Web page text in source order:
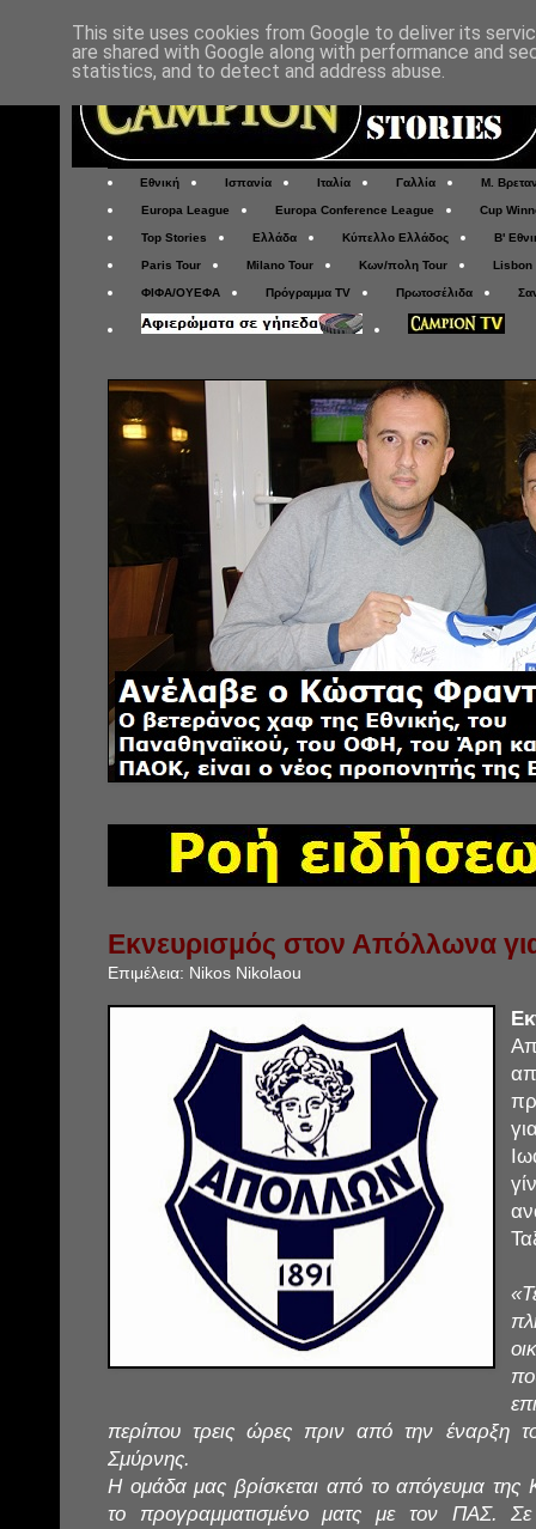
Εθνική Ισπανία Ιταλία Γαλλία Μ.
Europa League Europa Conference League Cup
Top Stories Ελλάδα Κύπελλο Ελλάδος Β'
Paris Tour Milano Tour Κων/πολη Tour Lisbon
ΦΙΦΑ/ΟΥΕΦΑ Πρόγραμμα TV Πρωτοσέλιδα
Εκνευρισμός στον Απόλλωνα
Επιμέλεια: Nikos Nikolaou
περίπου τρεις ώρες πριν από την έναρξη
Σμύρνης.
Η ομάδα μας βρίσκεται από το απόγευμα της
το προγραμματισμένο ματς με τον ΠΑΣ. Σε
This site uses cookies from Google to deliver its
are shared with Google along with performance and
statistics, and to detect and address abuse.